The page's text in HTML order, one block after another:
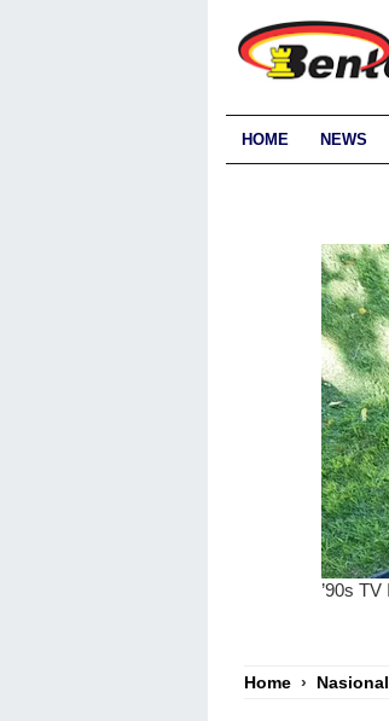
HOME NEWS
Home › Nasional